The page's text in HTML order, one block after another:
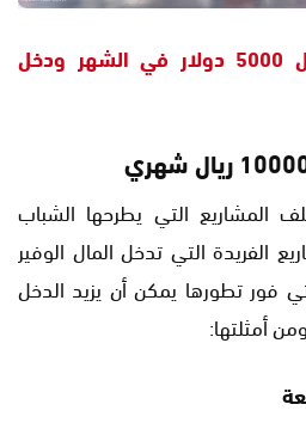
مشروع يدخل 5000 دولار في الشهر ودخل
المشاريع التي يطرحها الشباب
الفريدة التي تدخل المال الوفير
فور تطورها يمكن أن يزيد الدخل
أمثلتها: